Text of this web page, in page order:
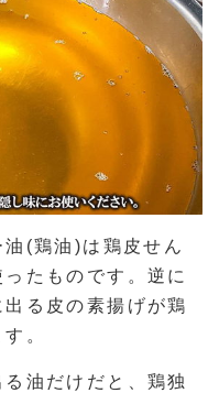
(鶏油)は鶏皮せん
たものです。逆に
る皮の素揚げが鶏
。
油だけだと、鶏独